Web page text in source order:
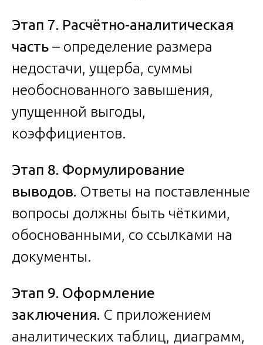
Этап 7. Расчётно-аналитическая
часть – определение размера
недостачи, ущерба, суммы
необоснованного завышения,
упущенной выгоды,
коэффициентов.
Этап 8. Формулирование
выводов. Ответы на поставленные
вопросы должны быть чёткими,
обоснованными, со ссылками на
документы.
Этап 9. Оформление
заключения. С приложением
аналитических таблиц, диаграмм,